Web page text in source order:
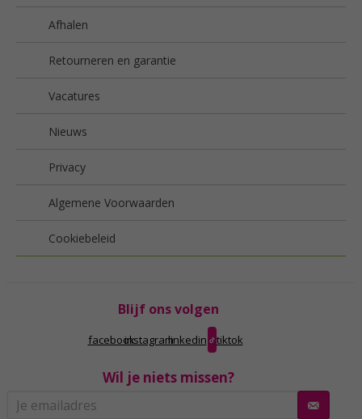
Afhalen
Retourneren en garantie
Vacatures
Nieuws
Privacy
Algemene Voorwaarden
Cookiebeleid
Blijf ons volgen
facebookinstagramlinkedin tiktok
Wil je niets missen?